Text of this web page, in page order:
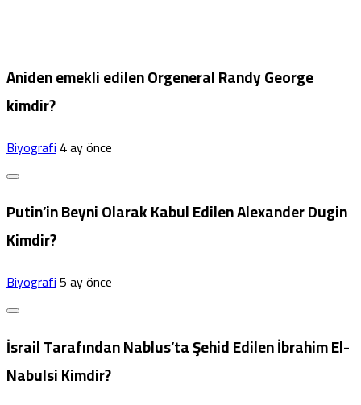
Aniden emekli edilen Orgeneral Randy George
kimdir?
Biyografi4 ay önce
Putin’in Beyni Olarak Kabul Edilen Alexander Dugin
Kimdir?
Biyografi5 ay önce
İsrail Tarafından Nablus’ta Şehid Edilen İbrahim El-
Nabulsi Kimdir?